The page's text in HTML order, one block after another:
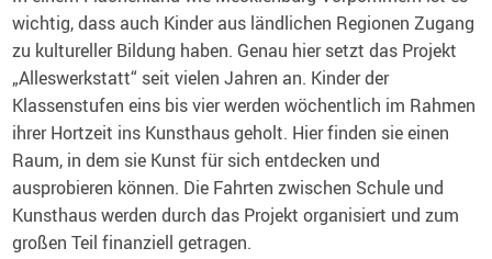
wichtig, dass auch Kinder aus ländlichen Regionen Zugang
zu kultureller Bildung haben. Genau hier setzt das Projekt
„Alleswerkstatt“ seit vielen Jahren an. Kinder der
Klassenstufen eins bis vier werden wöchentlich im Rahmen
ihrer Hortzeit ins Kunsthaus geholt. Hier finden sie einen
Raum, in dem sie Kunst für sich entdecken und
ausprobieren können. Die Fahrten zwischen Schule und
Kunsthaus werden durch das Projekt organisiert und zum
großen Teil finanziell getragen.